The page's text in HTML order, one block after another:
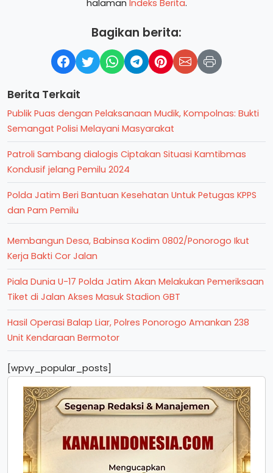
halaman Indeks Berita.
Bagikan berita:
Berita Terkait
Publik Puas dengan Pelaksanaan Mudik, Kompolnas: Bukti
Semangat Polisi Melayani Masyarakat
Patroli Sambang dialogis Ciptakan Situasi Kamtibmas
Kondusif jelang Pemilu 2024
Polda Jatim Beri Bantuan Kesehatan Untuk Petugas KPPS
dan Pam Pemilu
Membangun Desa, Babinsa Kodim 0802/Ponorogo Ikut
Kerja Bakti Cor Jalan
Piala Dunia U-17 Polda Jatim Akan Melakukan Pemeriksaan
Tiket di Jalan Akses Masuk Stadion GBT
Hasil Operasi Balap Liar, Polres Ponorogo Amankan 238
Unit Kendaraan Bermotor
[wpvy_popular_posts]